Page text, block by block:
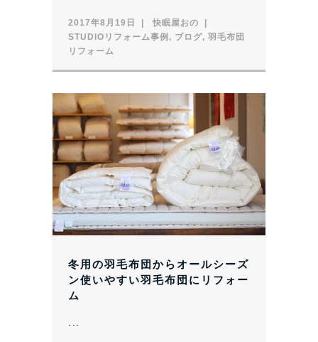
2017年8月19日
快眠屋おの
STUDIOリフォーム事例 , ブログ, 羽毛布団
リフォーム
冬用の羽毛布団からオールシーズ
ン使いやすい羽毛布団にリフォー
ム